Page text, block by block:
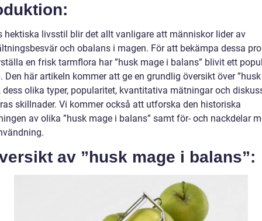
hektiska livsstil blir det allt vanligare att människor lider av
och obalans i magen. För att bekämpa dessa
en frisk tarmflora har ”husk mage i balans” blivit ett
Den här artikeln kommer att ge en grundlig översikt över
dess olika typer, popularitet, kvantitativa mätningar och
skillnader. Vi kommer också att utforska den historiska
av olika ”husk mage i balans” samt för- och nackdelar
av ”husk mage i balans”: